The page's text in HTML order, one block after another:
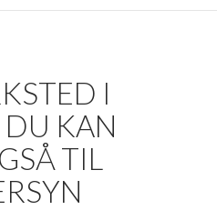
I
KAN
TIL